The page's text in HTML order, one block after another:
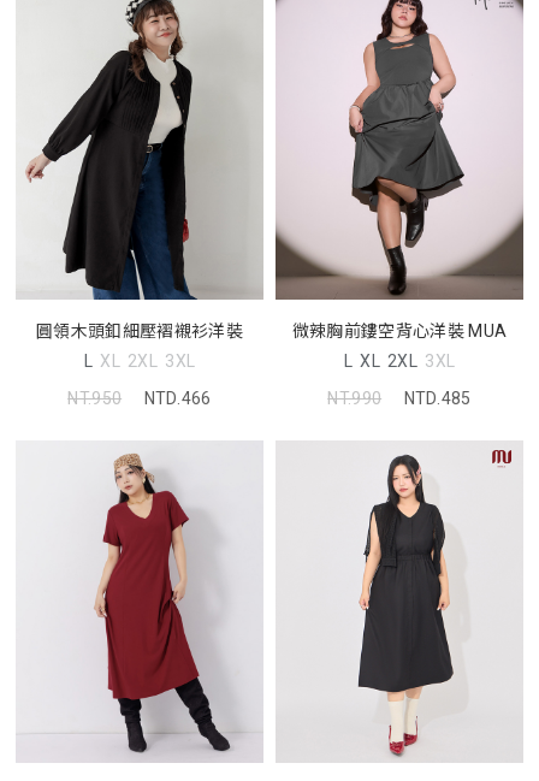
圓領木頭釦細壓褶襯衫洋裝
L XL 2XL 3XL
NT.950
NTD.466
微辣胸前鏤空背心洋裝 MUA
L XL 2XL 3XL
NT.990
NTD.485